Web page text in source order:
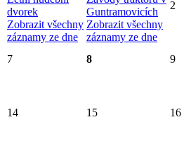
dvorek
Zobrazit všechny
záznamy ze dne
Guntramovicích
Zobrazit všechny
záznamy ze dne
2
7 8 9
14 15 16